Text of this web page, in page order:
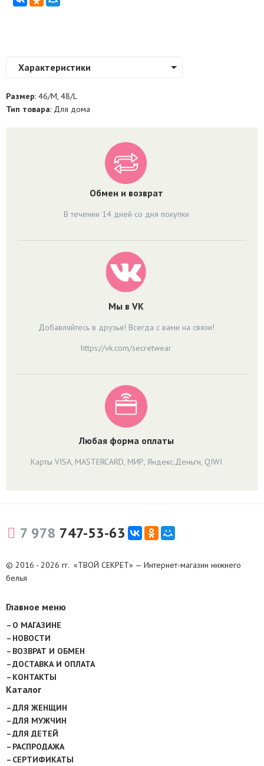
Обмен и возврат
В течении 14 дней со дня покупки
Мы в VK
Добавляйтесь в друзья! Всегда с вами на связи!
https://vk.com/secretwear
Любая форма оплаты
Карты VISA, MASTERCARD, МИР, Яндекс.Деньги, QIWI
Характеристики
Размер: 46/M, 48/L
Тип товара: Для дома
7 978 747-53-63
© 2016 - 2026 гг. «ТВОЙ СЕКРЕТ» — Интернет-магазин нижнего
белья
Главное меню
О МАГАЗИНЕ
НОВОСТИ
ВОЗВРАТ И ОБМЕН
ДОСТАВКА И ОПЛАТА
КОНТАКТЫ
Каталог
ДЛЯ ЖЕНЩИН
ДЛЯ МУЖЧИН
ДЛЯ ДЕТЕЙ
РАСПРОДАЖА
СЕРТИФИКАТЫ